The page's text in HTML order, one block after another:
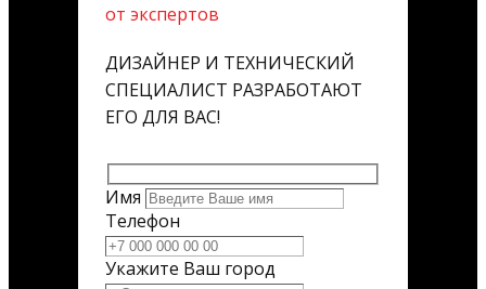
от экспертов
ДИЗАЙНЕР И ТЕХНИЧЕСКИЙ
СПЕЦИАЛИСТ РАЗРАБОТАЮТ
ЕГО ДЛЯ ВАС!
Имя
Телефон
Укажите Ваш город